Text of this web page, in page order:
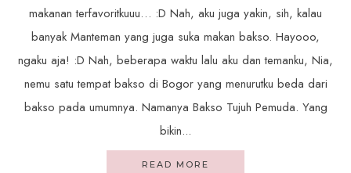
makanan terfavoritkuuu… :D Nah, aku juga yakin, sih, kalau
banyak Manteman yang juga suka makan bakso. Hayooo,
ngaku aja! :D Nah, beberapa waktu lalu aku dan temanku, Nia,
nemu satu tempat bakso di Bogor yang menurutku beda dari
bakso pada umumnya. Namanya Bakso Tujuh Pemuda. Yang
bikin...
READ MORE